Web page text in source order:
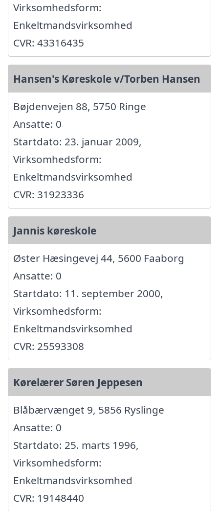
Virksomhedsform:
Enkeltmandsvirksomhed
CVR: 43316435
Hansen's Køreskole v/Torben Hansen
Bøjdenvejen 88, 5750 Ringe
Ansatte: 0
Startdato: 23. januar 2009,
Virksomhedsform:
Enkeltmandsvirksomhed
CVR: 31923336
Jannis køreskole
Øster Hæsingevej 44, 5600 Faaborg
Ansatte: 0
Startdato: 11. september 2000,
Virksomhedsform:
Enkeltmandsvirksomhed
CVR: 25593308
Kørelærer Søren Jeppesen
Blåbærvænget 9, 5856 Ryslinge
Ansatte: 0
Startdato: 25. marts 1996,
Virksomhedsform:
Enkeltmandsvirksomhed
CVR: 19148440